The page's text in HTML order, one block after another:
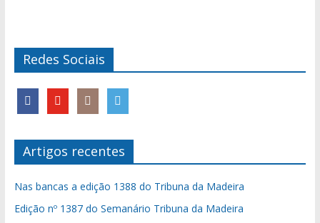
Redes Sociais
Artigos recentes
Nas bancas a edição 1388 do Tribuna da Madeira
Edição nº 1387 do Semanário Tribuna da Madeira